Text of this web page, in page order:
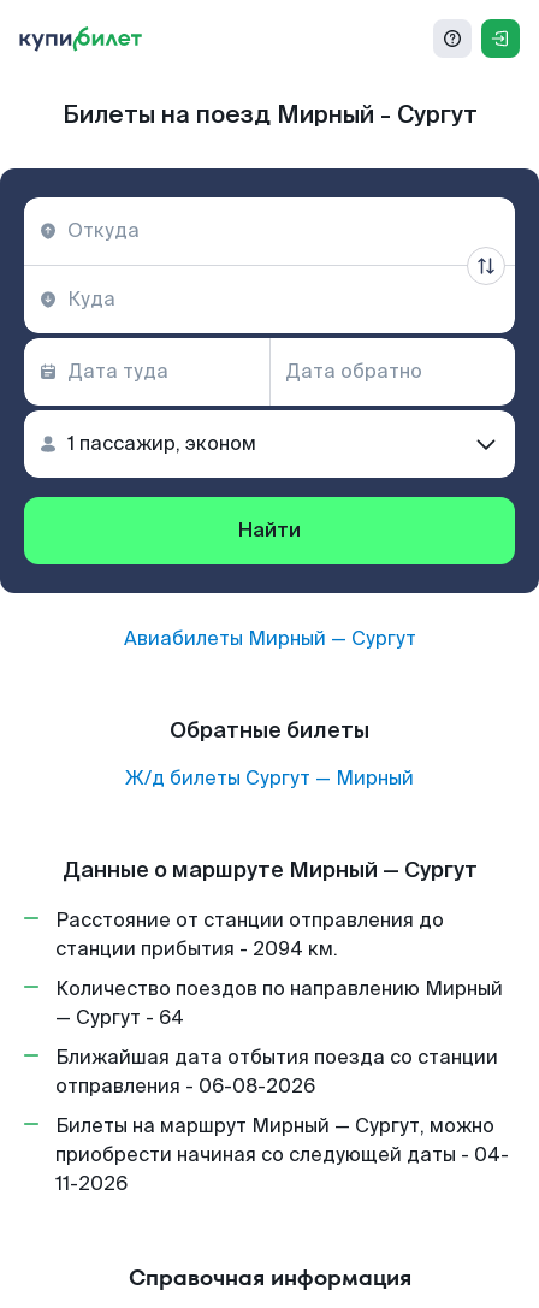
Билеты на поезд Мирный - Сургут
Найти
Авиабилеты Мирный — Сургут
Обратные билеты
Ж/д билеты Сургут — Мирный
Данные о маршруте Мирный — Сургут
Расстояние от станции отправления до
станции прибытия - 2094 км.
Количество поездов по направлению Мирный
— Сургут - 64
Ближайшая дата отбытия поезда со станции
отправления - 06-08-2026
Билеты на маршрут Мирный — Сургут, можно
приобрести начиная со следующей даты - 04-
11-2026
Справочная информация